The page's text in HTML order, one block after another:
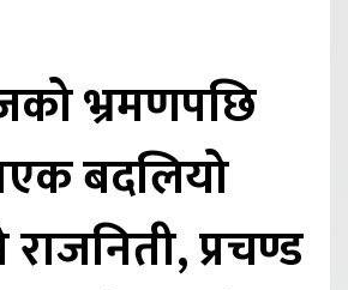
भ्रमणपछि
बदलियो
प्रचण्ड